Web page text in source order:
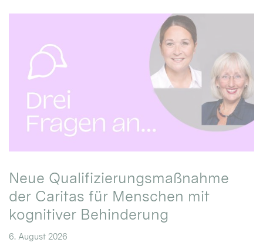
Neue Qualifizierungsmaßnahme
der Caritas für Menschen mit
kognitiver Behinderung
6. August 2026